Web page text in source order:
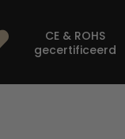
CE & ROHS
gecertificeerd